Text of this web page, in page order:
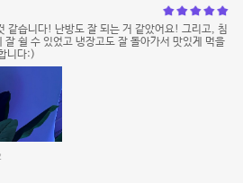
같습니다! 난방도 잘 되는 거 같았어요! 그리고, 침
잘 쉴 수 있었고 냉장고도 잘 돌아가서 맛있게 먹을
니다:)